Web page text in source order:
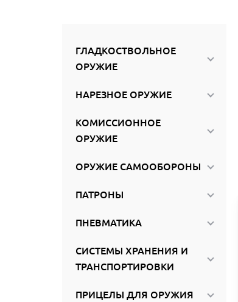
ГЛАДКОСТВОЛЬНОЕ
ОРУЖИЕ
НАРЕЗНОЕ ОРУЖИЕ
КОМИССИОННОЕ
ОРУЖИЕ
ОРУЖИЕ САМООБОРОНЫ
ПАТРОНЫ
ПНЕВМАТИКА
СИСТЕМЫ ХРАНЕНИЯ И
ТРАНСПОРТИРОВКИ
ПРИЦЕЛЫ ДЛЯ ОРУЖИЯ